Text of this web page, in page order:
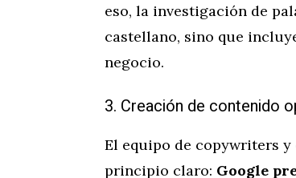
eso, la investigación de
castellano, sino que
negocio.
3. Creación de contenido
El equipo de copywriters
principio claro: Google